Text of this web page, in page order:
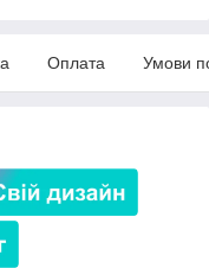
Оплата Умови